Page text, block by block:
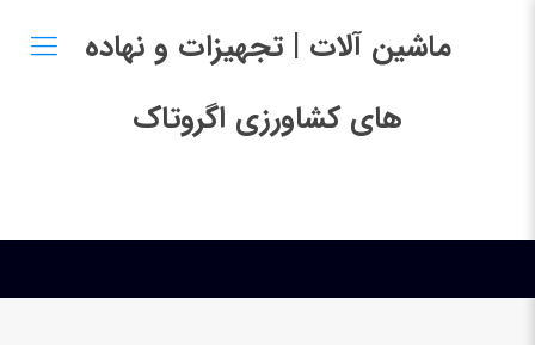
ماشین آلات | تجهیزات و نهاده
های کشاورزی اگروتاک